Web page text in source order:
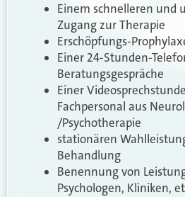
Einem schnelleren und
Zugang zur Therapie
Erschöpfungs-
Einer 24-Stunden-
Beratungsgespräche
Einer
Fachpersonal aus
/Psychotherapie
stationären
Behandlung
Benennung von
Psychologen, Kliniken,